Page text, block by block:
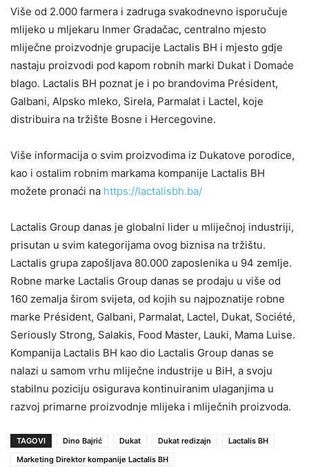
Više od 2.000 farmera i zadruga svakodnevno isporučuje
mlijeko u mljekaru Inmer Gradačac, centralno mjesto
mliječne proizvodnje grupacije Lactalis BH i mjesto gdje
nastaju proizvodi pod kapom robnih marki Dukat i Domaće
blago. Lactalis BH poznat je i po brandovima Président,
Galbani, Alpsko mleko, Sirela, Parmalat i Lactel, koje
distribuira na tržište Bosne i Hercegovine.
Više informacija o svim proizvodima iz Dukatove porodice,
kao i ostalim robnim markama kompanije Lactalis BH
možete pronaći na https://lactalisbh.ba/
Lactalis Group danas je globalni lider u mliječnoj industriji,
prisutan u svim kategorijama ovog biznisa na tržištu.
Lactalis grupa zapošljava 80.000 zaposlenika u 94 zemlje.
Robne marke Lactalis Group danas se prodaju u više od
160 zemalja širom svijeta, od kojih su najpoznatije robne
marke Président, Galbani, Parmalat, Lactel, Dukat, Société,
Seriously Strong, Salakis, Food Master, Lauki, Mama Luise.
Kompanija Lactalis BH kao dio Lactalis Group danas se
nalazi u samom vrhu mliječne industrije u BiH, a svoju
stabilnu poziciju osigurava kontinuiranim ulaganjima u
razvoj primarne proizvodnje mlijeka i mliječnih proizvoda.
TAGOVI Dino Bajrić Dukat Dukat redizajn
Lactalis BH
Marketing Direktor kompanije Lactalis BH